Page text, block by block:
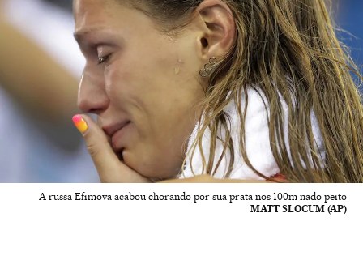
A russa Efimova acabou chorando por sua prata nos 100m nado peito
MATT SLOCUM (AP)